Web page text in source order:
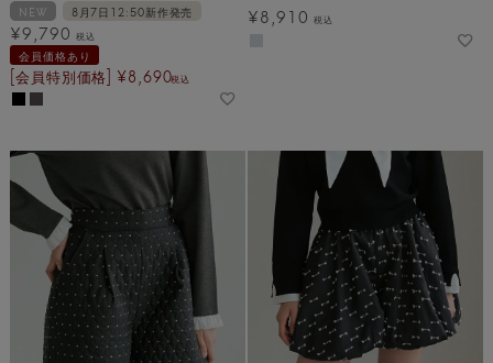
NEW 8月7日12:50新作発売
¥9,790 税込
会員価格あり
[会員特別価格] ¥8,690税込
¥8,910 税込